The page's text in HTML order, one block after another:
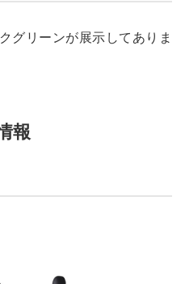
グリーンが展示してありま
報